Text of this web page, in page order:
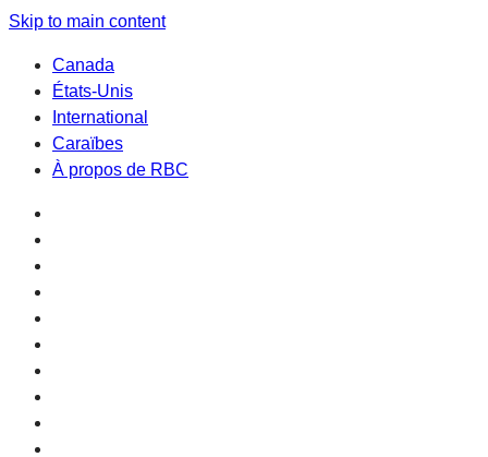
Skip to main content
Canada
États-Unis
International
Caraïbes
À propos de RBC